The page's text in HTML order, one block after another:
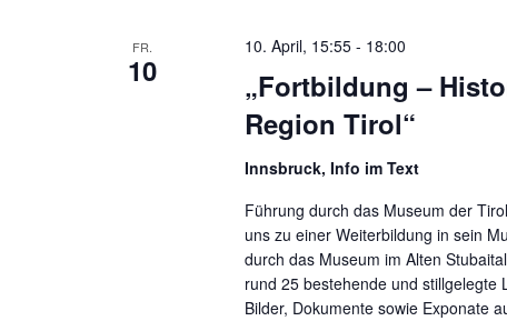
FR.
10
„Fortbildung –
Region Tirol“
10. April, 15:55- 18:00
Innsbruck, Info im Text
Führung durch das Museum der
uns zu einer Weiterbildung in sein
durch das Museum im Alten
rund 25 bestehende und stillgelegte
Bilder, Dokumente sowie Exponate